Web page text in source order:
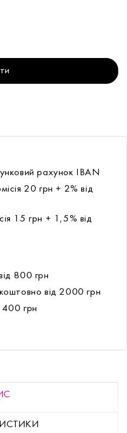
рахунок IBAN
20 грн + 2% від
15 грн + 1,5% від
800 грн
від 2000 грн
400 грн